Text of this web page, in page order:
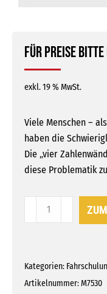
Für Preise
exkl. 19 % MwSt.
Viele Menschen –
haben die
Die „vier
diese Problematik
Kategorien:
Artikelnummer:M7530